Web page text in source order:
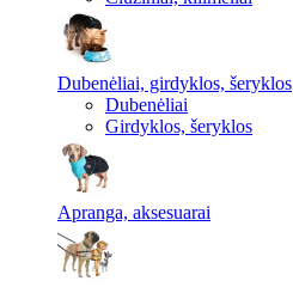
Dubenėliai, girdyklos, šeryklos
Dubenėliai
Girdyklos, šeryklos
Apranga, aksesuarai